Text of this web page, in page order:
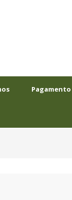
Pagamento